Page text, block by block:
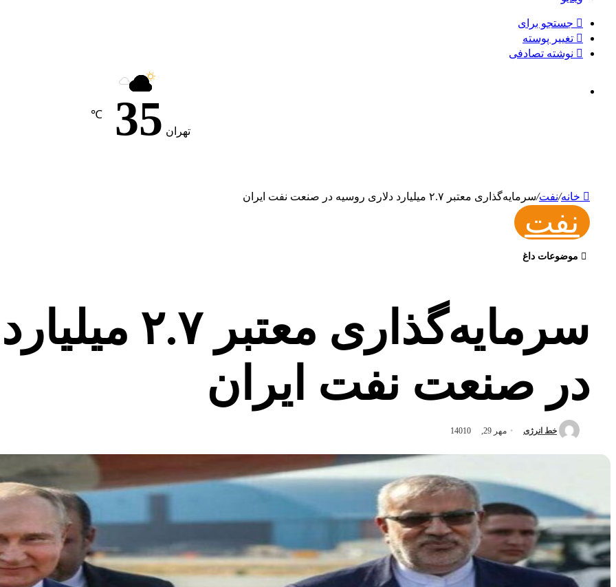
جستجو برای
تغییر پوسته
نوشته تصادفی
تهران 35
℃
خانه/نفت/سرمایه‌گذاری معتبر ۲.۷ میلیارد دلاری روسیه در صنعت نفت ایران
نفت
موضوعات داغ
سرمایه‌گذاری
در صنعت نفت ایران
خط انرژی مهر 29, 1401 0